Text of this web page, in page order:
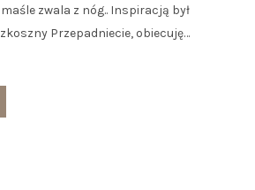
zwala z nóg.. Inspiracją był
Przepadniecie, obiecuję…